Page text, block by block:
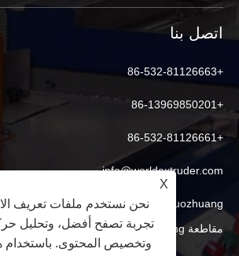
اتصل بنا
+86-532-81126663
+86-13969850201
+86-532-81126661
info@worldextruder.com
مقاطعة Shandong، الصين
X
نحن نستخدم ملفات تعريف
تجربة تصفح أفضل، وتحليل
وتخصيص المحتوى. باستخدام